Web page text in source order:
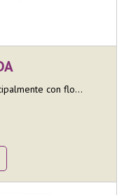
con flo...